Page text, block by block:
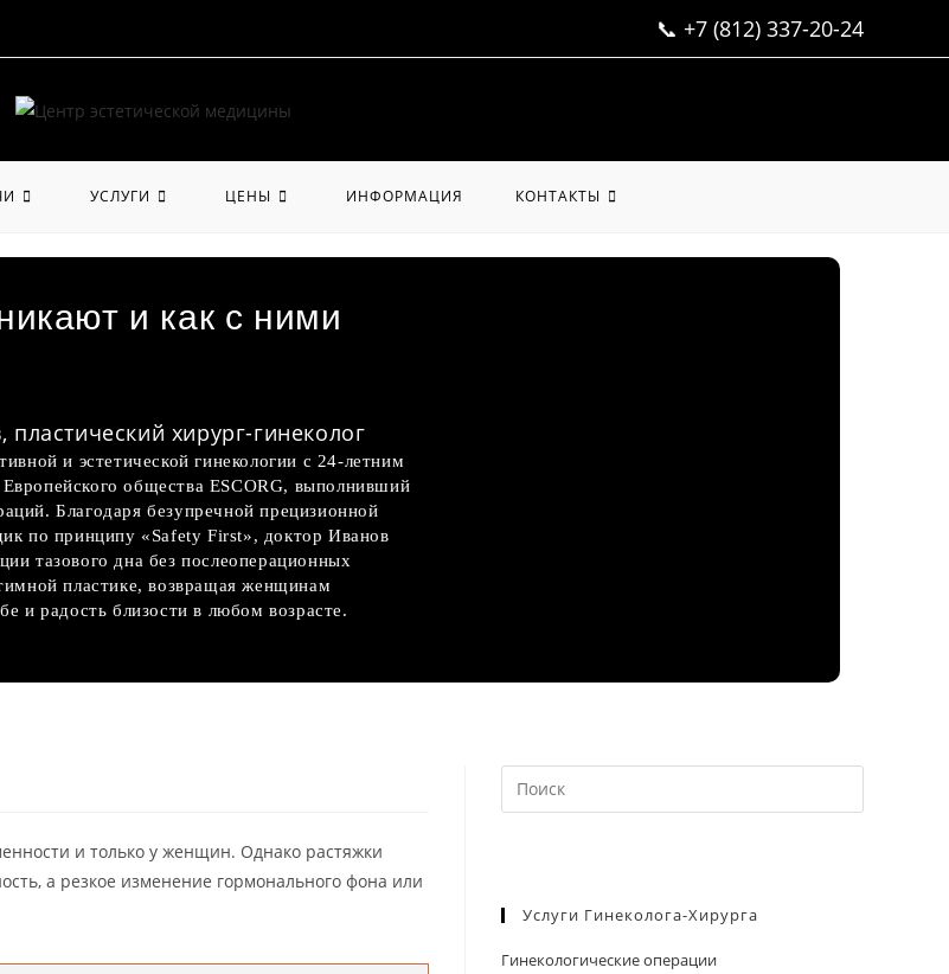
📞 +7 (812) 337-20-24
УСЛУГИ ЦЕНЫ ИНФОРМАЦИЯ КОНТАКТЫ
и как с ними
хирург-гинеколог
и эстетической гинекологии с 24-летним
общества ESCORG, выполнивший
Благодаря безупречной прецизионной
по принципу «Safety First», доктор Иванов
тазового дна без послеоперационных
пластике, возвращая женщинам
и радость близости в любом возрасте.
и только у женщин. Однако растяжки
а резкое изменение гормонального фона или
клавишу
Услуги Гинеколога-Хирурга
Гинекологические операции